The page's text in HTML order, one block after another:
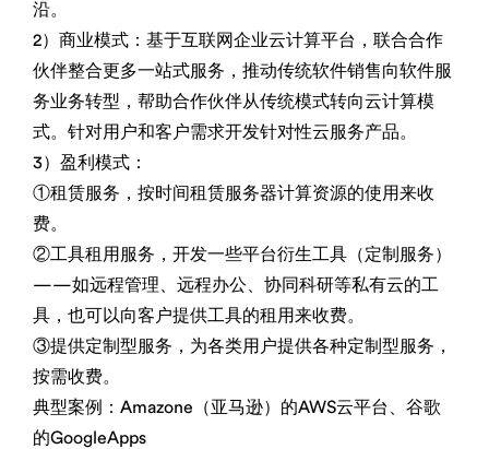
沿。
2）商业模式：基于互联网企业云计算平台，联合合作
伙伴整合更多一站式服务，推动传统软件销售向软件服
务业务转型，帮助合作伙伴从传统模式转向云计算模
式。针对用户和客户需求开发针对性云服务产品。
3）盈利模式：
①租赁服务，按时间租赁服务器计算资源的使用来收
费。
②工具租用服务，开发一些平台衍生工具（定制服务）
——如远程管理、远程办公、协同科研等私有云的工
具，也可以向客户提供工具的租用来收费。
③提供定制型服务，为各类用户提供各种定制型服务，
按需收费。
典型案例：Amazone（亚马逊）的AWS云平台、谷歌
的GoogleApps